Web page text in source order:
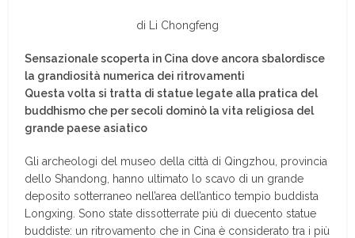
di Li Chongfeng
Sensazionale scoperta in Cina dove ancora sbalordisce
la grandiosità numerica dei ritrovamenti
Questa volta si tratta di statue legate alla pratica del
buddhismo che per secoli dominò la vita religiosa del
grande paese asiatico
Gli archeologi del museo della città di Qingzhou, provincia
dello Shandong, hanno ultimato lo scavo di un grande
deposito sotterraneo nell’area dell’antico tempio buddista
Longxing. Sono state dissotterrate più di duecento statue
buddiste: un ritrovamento che in Cina è considerato tra i più